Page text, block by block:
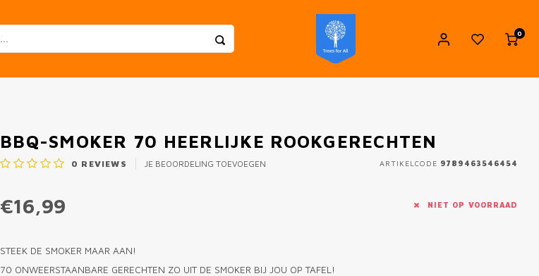
0
BBQ-SMOKER 70 HEERLIJKE ROOKGERECHTEN
0 REVIEWS JE BEOORDELING TOEVOEGEN ARTIKELCODE 9789463546454
€16,99 NIET OP VOORRAAD
STEEK DE SMOKER MAAR AAN!
70 ONWEERSTAANBARE GERECHTEN ZO UIT DE SMOKER BIJ JOU OP TAFEL!